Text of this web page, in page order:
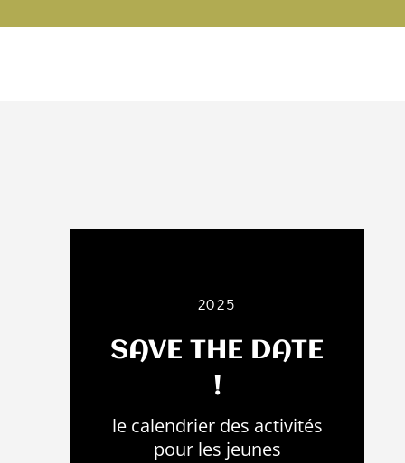
2025
SAVE THE DATE
!
le calendrier des activités
pour les jeunes